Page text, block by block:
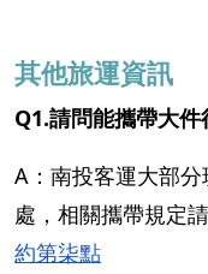
其他旅運資訊
Q1.請問能攜帶大件
A：南投客運大部
處，相關攜帶規定
約第柒點